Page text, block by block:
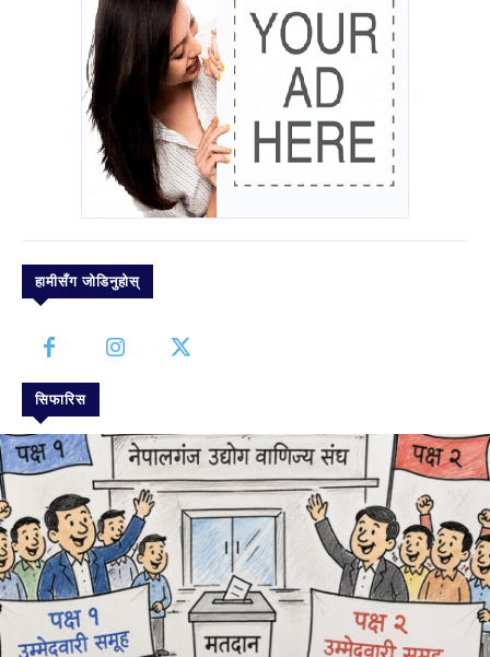
हामीसँग जोडिनुहोस्
सिफारिस